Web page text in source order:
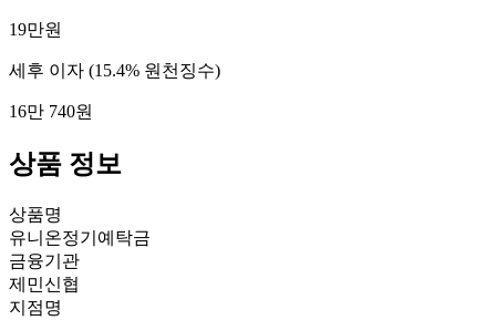
19만원
세후 이자 (15.4% 원천징수)
16만 740원
상품 정보
상품명
유니온정기예탁금
금융기관
제민신협
지점명